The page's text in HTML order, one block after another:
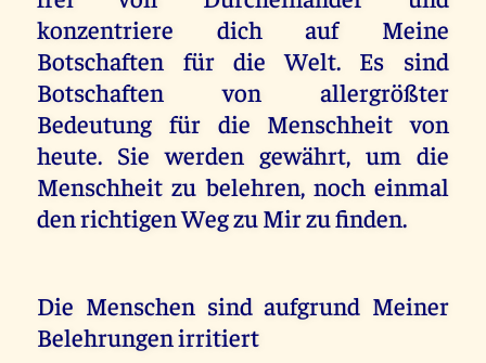
konzentriere dich auf Meine
Botschaften für die Welt. Es sind
Botschaften von allergrößter
Bedeutung für die Menschheit von
heute. Sie werden gewährt, um die
Menschheit zu belehren, noch einmal
den richtigen Weg zu Mir zu finden.
Die Menschen sind aufgrund Meiner
Belehrungen irritiert